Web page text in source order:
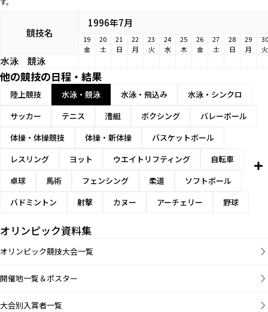
競技名
1996年7月
19 20 21 22 23 24 25 26 27 28 29
30
金
土 日 月 火 水 木 金 土 日 月 火
水泳 競泳
他の競技の日程・結果
陸上競技 水泳・競泳 水泳・飛込み
水泳・シンクロ
サッカー
テニス 漕艇 ボクシング
バレーボール
体操・体操競技
体操・新体操
バスケットボール
レスリング
ヨット ウエイトリフティング
自転車
卓球
馬術 フェンシング 柔道
ソフトボール
バドミントン
射撃 カヌー アーチェリー 野球
オリンピック資料集
オリンピック競技大会一覧
開催地一覧＆ポスター
大会別入賞者一覧